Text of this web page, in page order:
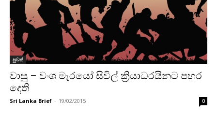
පුවත්
වාසු – වංශ මැරයෝ සිවිල් ක්‍රියාධරයිනට පහර
දෙති
Sri Lanka Brief - 19/02/2015 0